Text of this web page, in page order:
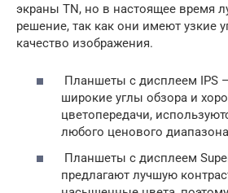
экраны TN, но в настоящее время
решение, так как они имеют узкие
качество изображения.
Планшеты с дисплеем IPS
широкие углы обзора и
цветопередачи,
любого ценового
Планшеты с дисплеем
предлагают лучшую